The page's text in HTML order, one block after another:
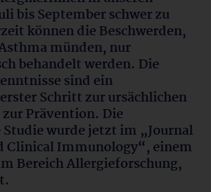
bis September schwer zu
können die Beschwerden,
münden, nur
behandelt werden. Die
sind ein
Schritt zur ursächlichen
Prävention. Die
Studie wurde jetzt im „Journal
Clinical Immunology“, einem
Bereich Allergieforschung,